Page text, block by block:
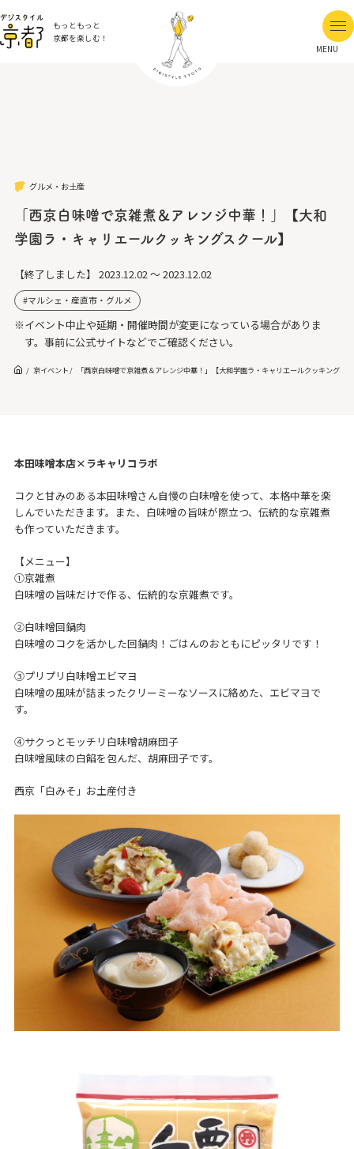
もっともっと
京都を楽しむ！
MENU
グルメ・お土産
「西京白味噌で京雑煮＆アレンジ中華！」【大和
学園ラ・キャリエールクッキングスクール】
【終了しました】 2023.12.02 ～ 2023.12.02
マルシェ・産直市・グルメ
※イベント中止や延期・開催時間が変更になっている場合がありま
す。事前に公式サイトなどでご確認ください。
京イベント 「西京白味噌で京雑煮＆アレンジ中華！」【大和学園ラ・キャリエールクッキングス
本田味噌本店×ラキャリコラボ
コクと甘みのある本田味噌さん自慢の白味噌を使って、本格中華を楽
しんでいただきます。また、白味噌の旨味が際立つ、伝統的な京雑煮
も作っていただきます。
【メニュー】
①京雑煮
白味噌の旨味だけで作る、伝統的な京雑煮です。
②白味噌回鍋肉
白味噌のコクを活かした回鍋肉！ごはんのおともにピッタリです！
③プリプリ白味噌エビマヨ
白味噌の風味が詰まったクリーミーなソースに絡めた、エビマヨで
す。
④サクっとモッチリ白味噌胡麻団子
白味噌風味の白餡を包んだ、胡麻団子です。
西京「白みそ」お土産付き